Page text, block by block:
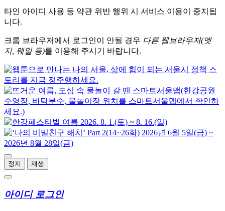
타인 아이디 사용 등 약관 위반 행위 시 서비스 이용이 중지됩
니다.
크롬 브라우저에서 로그인이 안될 경우 다른 웹브라우저(엣
지, 웨일 등)를 이용해 주시기 바랍니다.
정지 재생
아이디 로그인